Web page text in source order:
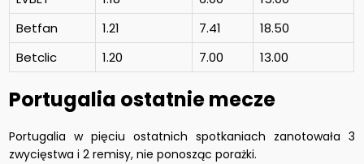
Betfan
1.21 7.41
18.50
Betclic
1.20 7.00 13.00
Portugalia ostatnie mecze
Portugalia w pięciu ostatnich spotkaniach zanotowała 3
zwycięstwa i 2 remisy, nie ponosząc porażki.